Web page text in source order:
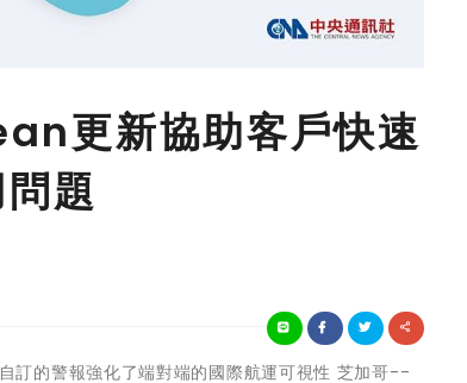
更新協助客戶快速
題
訂的警報強化了端對端的國際航運可視性 芝加哥--